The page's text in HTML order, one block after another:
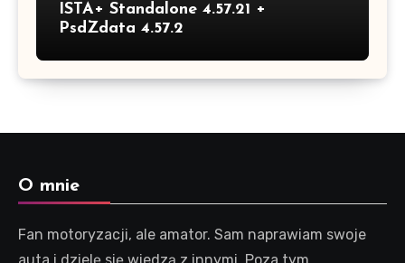
ISTA+ Standalone 4.57.21 +
PsdZdata 4.57.2
O mnie
Fan motoryzacji, ale amator. Sam naprawiam swoje